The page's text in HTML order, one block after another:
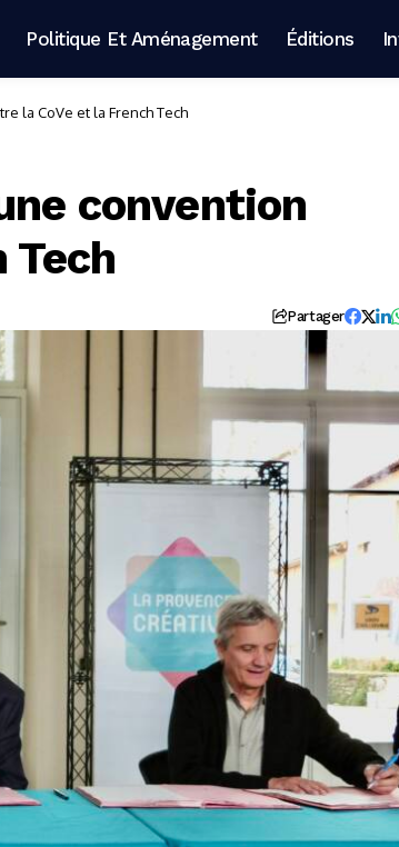
Politique Et Aménagement Éditions
la CoVe et la French Tech
convention
Tech
Partager